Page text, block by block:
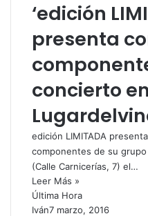
‘edición
presenta
concierto
edición LIMITADA
componentes de su
(Calle Carnicerías, 7) el…
Leer Más »
Última Hora
Iván7 marzo, 2016